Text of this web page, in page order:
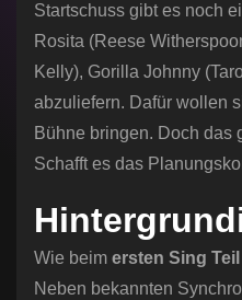
Startschuss gibt es noch
Rosita (Reese
Kelly), Gorilla Johnny
abzuliefern. Dafür wollen
Bühne bringen. Doch das
Schafft es das
Wie beim ersten Sing Teil
Neben bekannten